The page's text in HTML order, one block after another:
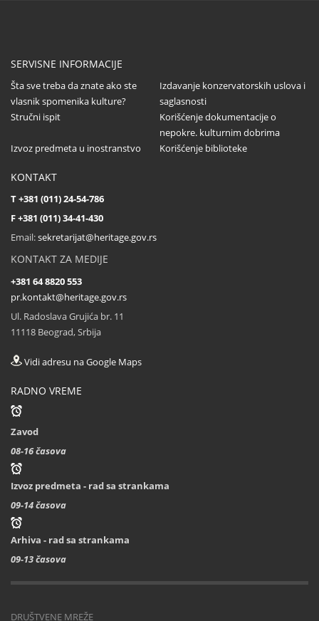
Dodela nagrada Društva konzervatora Srbije
...
Sastanak partnera na projektu CultHeRit u
...
SERVISNE INFORMACIJE
Šta sve treba da znate ako ste
vlasnik spomenika kulture?
Izdavanje konzervatorskih uslova i
saglasnosti
Stručni ispit
Korišćenje dokumentacije o
nepokre. kulturnim dobrima
Izvoz predmeta u inostranstvo
Korišćenje biblioteke
KONTAKT
T +381 (011) 24-54-786
F +381 (011) 34-41-430
Email:sekretarijat@heritage.gov.rs
KONTAKT ZA MEDIJE
+381 64 8820 553
pr.kontakt@heritage.gov.rs
Ul. Radoslava Grujića br. 11
11118 Beograd, Srbija
Vidi adresu na Google Maps
RADNO VREME
Zavod
08-16 časova
Izvoz predmeta - rad sa strankama
09-14 časova
Arhiva - rad sa strankama
09-13 časova
DRUŠTVENE MREŽE